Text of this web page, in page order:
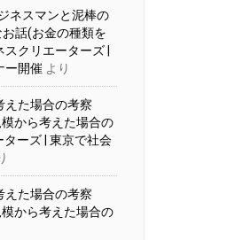
ネスマンと泥棒の
話(お金の種類を
クリエーターズ |
ー開催 より
えた場合の考察
から考えた場合の
ーズ | 東京で社会
えた場合の考察
から考えた場合の